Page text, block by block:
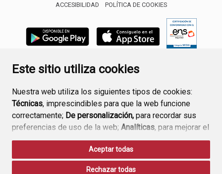
Este sitio utiliza cookies
Nuestra web utiliza los siguientes tipos de cookies:
Técnicas, imprescindibles para que la web funcione
correctamente; De personalización, para recordar sus
preferencias de uso de la web; Analíticas, para mejorar el
funcionamiento de la web y sus servicios.
Si acepta pulsando el botón“Aceptar todas”
consideramos que acepta su uso. Si pulsa el botón
Aceptar todas
Rechazar todas
ACCESIBILIDAD
POLÍTICA DE COOKIES